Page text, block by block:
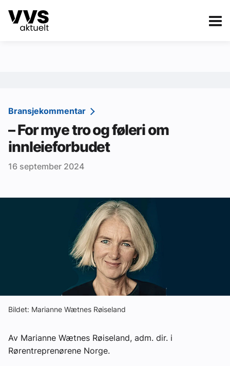
Kategorier
Sanitær
Ventilasjon
Varme og energi
Byggautomasjon
Om VVS Aktuelt
Abonner på fagbladet Byggfakta Nyheter
Annonsere i VVS Aktuelt
Tips oss
Bransjekommentar
– For mye tro og føleri om
innleieforbudet
16 september 2024
Bildet: Marianne Wætnes Røiseland
Av Marianne Wætnes Røiseland, adm. dir. i
Rørentreprenørene Norge.